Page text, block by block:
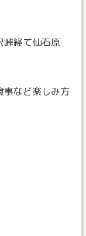
峠経て仙石原
事など楽しみ方